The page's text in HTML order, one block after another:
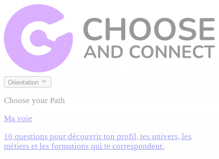
Orientation
Choose your Path
Ma voie
10 questions pour découvrir ton profil, tes univers, les
métiers et les formations qui te correspondent.